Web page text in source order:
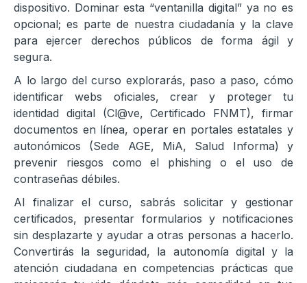
dispositivo. Dominar esta “ventanilla digital” ya no es
opcional; es parte de nuestra ciudadanía y la clave
para ejercer derechos públicos de forma ágil y
segura.
A lo largo del curso explorarás, paso a paso, cómo
identificar webs oficiales, crear y proteger tu
identidad digital (Cl@ve, Certificado FNMT), firmar
documentos en línea, operar en portales estatales y
autonómicos (Sede AGE, MiA, Salud Informa) y
prevenir riesgos como el phishing o el uso de
contraseñas débiles.
Al finalizar el curso, sabrás solicitar y gestionar
certificados, presentar formularios y notificaciones
sin desplazarte y ayudar a otras personas a hacerlo.
Convertirás la seguridad, la autonomía digital y la
atención ciudadana en competencias prácticas que